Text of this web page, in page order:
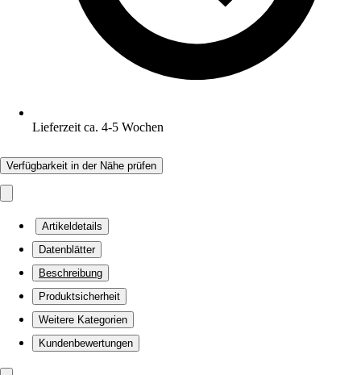
Lieferzeit ca. 4-5 Wochen
Verfügbarkeit in der Nähe prüfen
Artikeldetails
Datenblätter
Beschreibung
Produktsicherheit
Weitere Kategorien
Kundenbewertungen